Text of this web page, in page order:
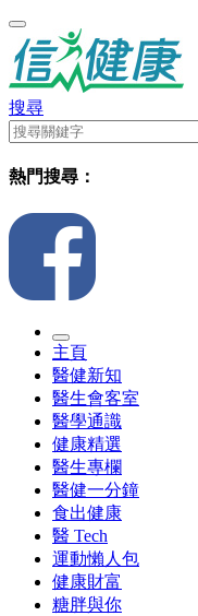
搜尋
熱門搜尋：
主頁
醫健新知
醫生會客室
醫學通識
健康精選
醫生專欄
醫健一分鐘
食出健康
醫 Tech
運動懶人包
健康財富
糖胖與你